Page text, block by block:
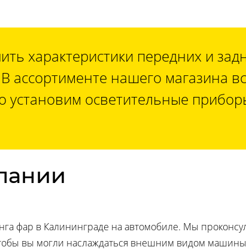
характеристики передних и
нашего магазина
установим осветительные
фар в Калининграде на автомобиле. Мы
вы могли наслаждаться внешним видом